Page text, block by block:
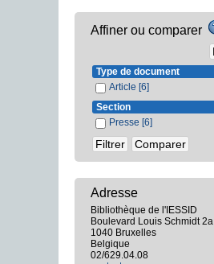
Affiner ou comparer
Type de document
Article [6]
Section
Presse [6]
Adresse
Bibliothèque de l'IESSID
Boulevard Louis Schmidt 2a
1040 Bruxelles
Belgique
02/629.04.08